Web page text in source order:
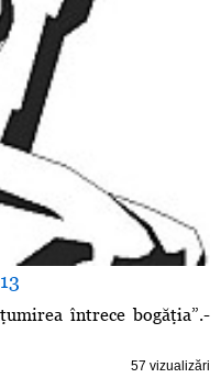
întrece bogăţia”.-
57 vizualizări